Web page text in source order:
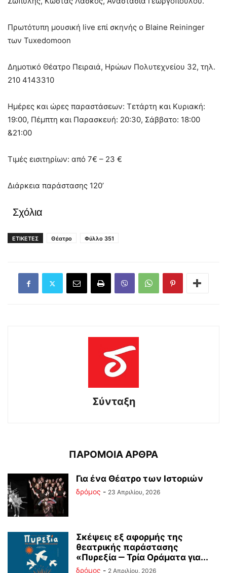
Πρωτότυπη μουσική live επί σκηνής ο Blaine Reininger
των Tuxedomoon
Δημοτικό Θέατρο Πειραιά, Ηρώων Πολυτεχνείου 32, τηλ.
210 4143310
Ημέρες και ώρες παραστάσεων: Τετάρτη και Κυριακή:
19:00, Πέμπτη και Παρασκευή: 20:30, Σάββατο: 18:00
&21:00
Τιμές εισιτηρίων: από 7€ – 23 €
Διάρκεια παράστασης 120’
Σχόλια
ΕΤΙΚΕΤΕΣ Θέατρο Φύλλο 351
Σύνταξη
ΠΑΡΟΜΟΙΑ ΑΡΘΡΑ
Για ένα Θέατρο των Ιστοριών
δρόμος - 23 Απριλίου, 2026
Σκέψεις εξ αφορμής της
θεατρικής παράστασης
«Πυρεξία ‒ Τρία Οράματα για...
δρόμος - 2 Απριλίου, 2026